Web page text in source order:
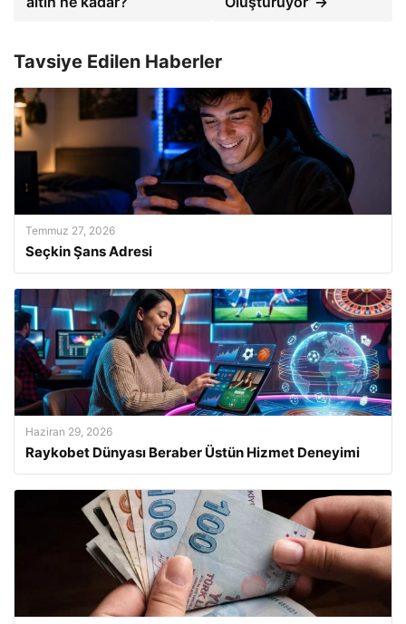
Tavsiye Edilen Haberler
Temmuz 27, 2026
Seçkin Şans Adresi
Haziran 29, 2026
Raykobet Dünyası Beraber Üstün Hizmet Deneyimi